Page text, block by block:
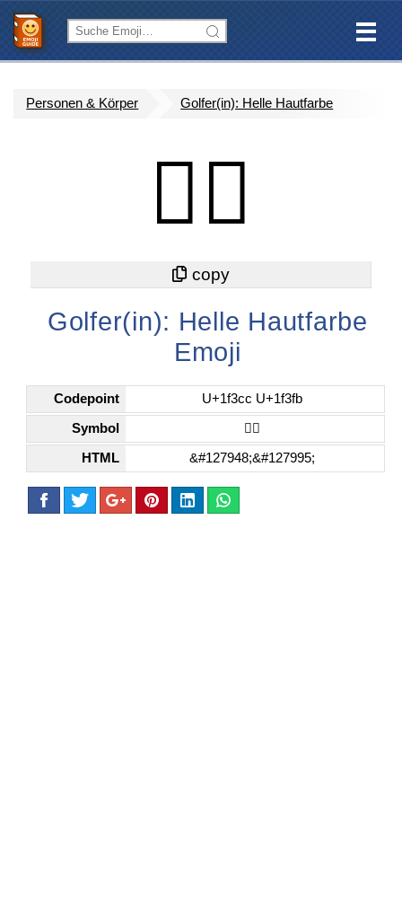
Personen & Körper Golfer(in): Helle Hautfarbe
🏌🏻
Golfer(in): Helle Hautfarbe
Emoji
Codepoint U+1f3cc U+1f3fb
Symbol 🏌🏻
HTML &#127948;&#127995;